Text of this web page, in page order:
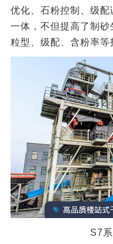
优化、石粉控制、级
一体，不但提高了制
粒型、级配、含粉率等
S7